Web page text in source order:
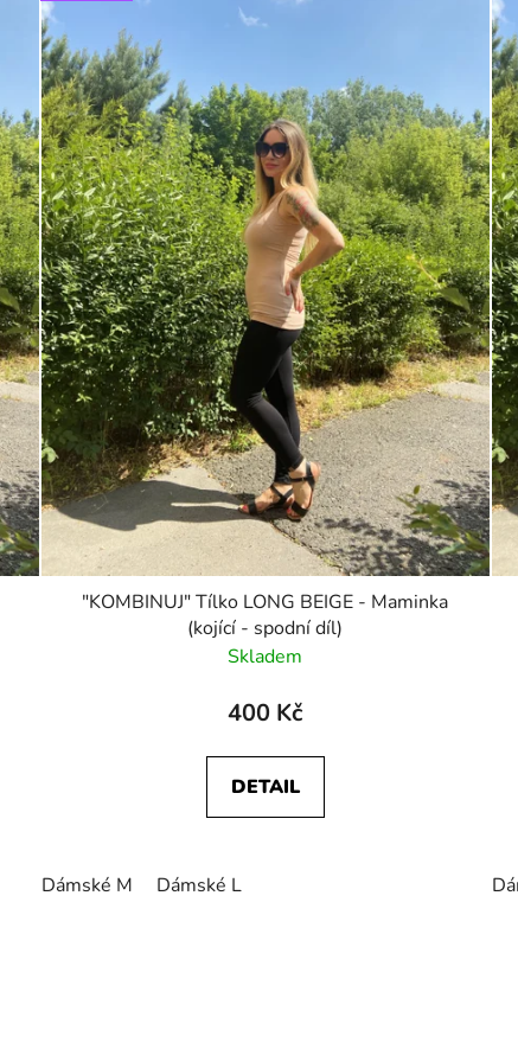
"KOMBINUJ" Tílko LONG BEIGE - Maminka
(kojící - spodní díl)
Skladem
400 Kč
DETAIL
Dámské M Dámské L